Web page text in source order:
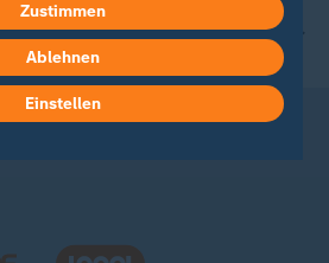
widerrufen oder ändern.
Impressum.
findest du in unserer
Zustimmen
Ablehnen
Einstellen